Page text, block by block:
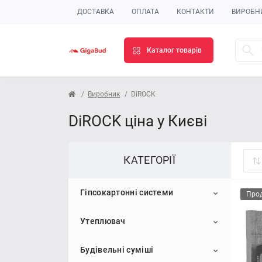
ДОСТАВКА ОПЛАТА КОНТАКТИ
Каталог товарів
Виробник DiROCK
DiROCK ціна у Києві
КАТЕГОРІЇ
Гіпсокартонні системи
Гіпсокартон
Стельовий гіпсокартон
Профіль для гіпсокартону
Утеплювач
Пінопласт
Будівельні суміші